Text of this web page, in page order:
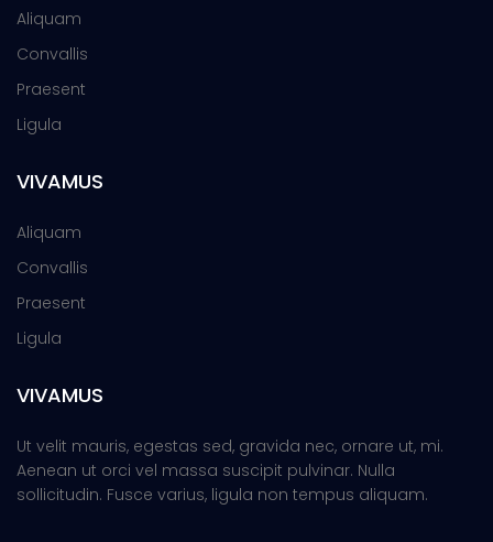
Aliquam
Convallis
Praesent
Ligula
VIVAMUS
Aliquam
Convallis
Praesent
Ligula
VIVAMUS
Ut velit mauris, egestas sed, gravida nec, ornare ut, mi.
Aenean ut orci vel massa suscipit pulvinar. Nulla
sollicitudin. Fusce varius, ligula non tempus aliquam.